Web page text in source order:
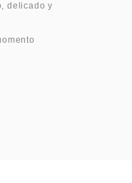
delicado y